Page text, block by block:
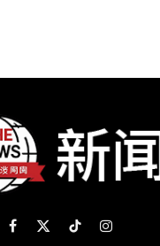
Facebook
X
TikTokInstagram